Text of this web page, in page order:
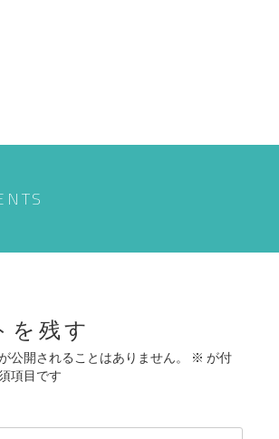
を残す
公開されることはありません。 ※ が付
項目です